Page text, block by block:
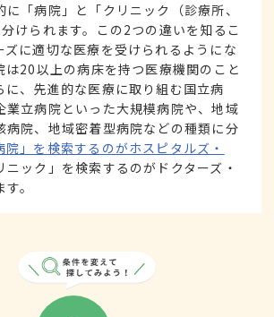
「病院」と「クリニック（診療所、
けられます。この2つの違いを知るこ
ズに適切な医療を受けられるようにな
は20以上の病床を持つ医療機関のこと
に、先進的な医療に取り組む国立病
業立病院といった大規模病院や、地域
病院、地域密着型病院などの種類に分
院」を検索するのがホスピタルズ・
ニック」を検索するのがドクターズ・
。